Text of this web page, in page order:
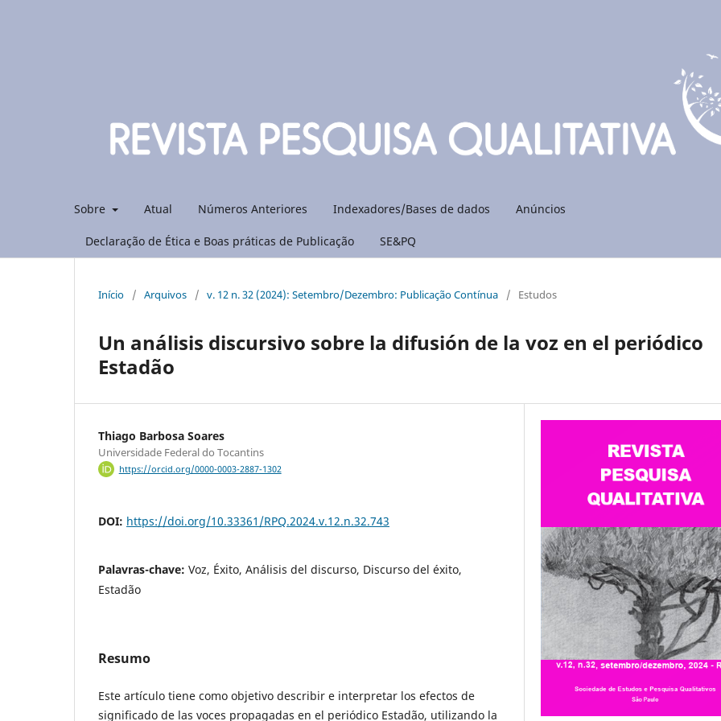
Sobre Atual Números Anteriores Indexadores/Bases de dados Anúncios
Declaração de Ética e Boas práticas de Publicação SE&PQ
Início / Arquivos / v. 12 n. 32 (2024): Setembro/Dezembro: Publicação Contínua / Estudos
Un análisis discursivo sobre la difusión de la voz en el periódico
Estadão
Thiago Barbosa Soares
Universidade Federal do Tocantins
https://orcid.org/0000-0003-2887-1302
DOI: https://doi.org/10.33361/RPQ.2024.v.12.n.32.743
Palavras-chave: Voz, Éxito, Análisis del discurso, Discurso del éxito,
Estadão
Resumo
Este artículo tiene como objetivo describir e interpretar los efectos de
significado de las voces propagadas en el periódico Estadão, utilizando la